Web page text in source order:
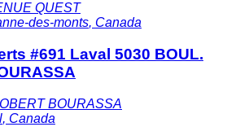
QUEST
des-monts, Canada
#691 Laval 5030 BOUL.
BOURASSA
, Canada